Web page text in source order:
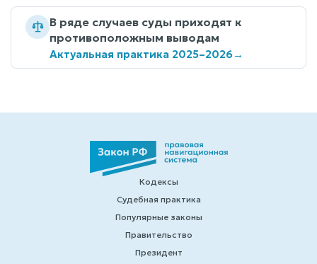
В ряде случаев суды приходят к
противоположным выводам
Актуальная практика 2025–2026→
Кодексы
Судебная практика
Популярные законы
Правительство
Президент